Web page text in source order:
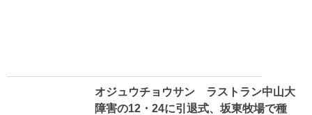
オジュウチョウサン ラストラン中山大
障害の12・24に引退式、坂東牧場で種